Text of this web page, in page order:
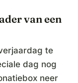
van een
te
dag nog
neer